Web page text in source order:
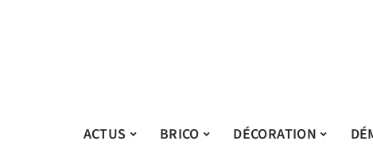
ACTUS BRICO DÉCORATION